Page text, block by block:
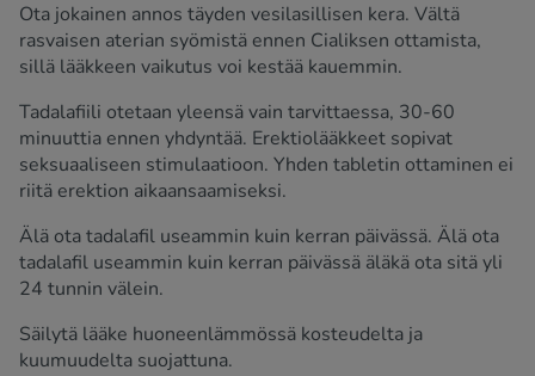
Ota jokainen annos täyden vesilasillisen kera. Vältä
rasvaisen aterian syömistä ennen Cialiksen ottamista,
sillä lääkkeen vaikutus voi kestää kauemmin.
Tadalafiili otetaan yleensä vain tarvittaessa, 30-60
minuuttia ennen yhdyntää. Erektiolääkkeet sopivat
seksuaaliseen stimulaatioon. Yhden tabletin ottaminen ei
riitä erektion aikaansaamiseksi.
Älä ota tadalafil useammin kuin kerran päivässä. Älä ota
tadalafil useammin kuin kerran päivässä äläkä ota sitä yli
24 tunnin välein.
Säilytä lääke huoneenlämmössä kosteudelta ja
kuumuudelta suojattuna.